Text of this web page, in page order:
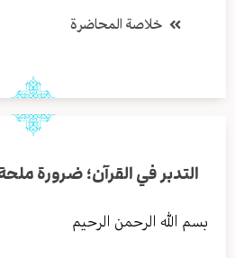
خلاصة المحاضرة
التدبر في القرآن؛ ضرورة
بسم الله الرحمن الرحيم